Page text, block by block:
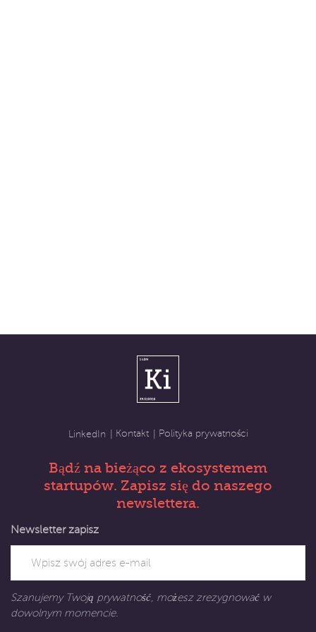
LinkedIn Kontakt Polityka prywatności
Bądź na bieżąco z ekosystemem
startupów. Zapisz się do naszego
newslettera.
Newsletter zapisz
Szanujemy Twoją prywatność, możesz zrezygnować w
dowolnym momencie.